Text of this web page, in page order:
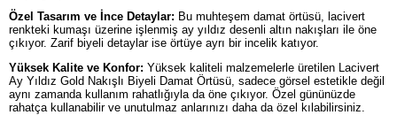
Özel Tasarım ve İnce Detaylar: Bu muhteşem damat örtüsü, lacivert
renkteki kumaşı üzerine işlenmiş ay yıldız desenli altın nakışları ile öne
çıkıyor. Zarif biyeli detaylar ise örtüye ayrı bir incelik katıyor.
Yüksek Kalite ve Konfor: Yüksek kaliteli malzemelerle üretilen Lacivert
Ay Yıldız Gold Nakışlı Biyeli Damat Örtüsü, sadece görsel estetikle değil
aynı zamanda kullanım rahatlığıyla da öne çıkıyor. Özel gününüzde
rahatça kullanabilir ve unutulmaz anlarınızı daha da özel kılabilirsiniz.